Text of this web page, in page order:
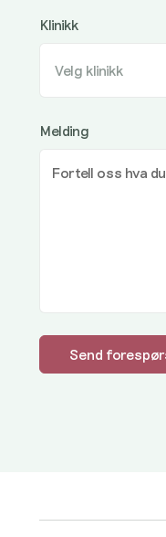
Klinikk
Melding